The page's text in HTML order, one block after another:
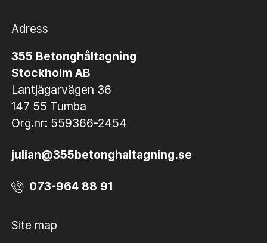
Adress
355 Betonghåltagning
Stockholm AB
Lantjägarvägen 36
147 55 Tumba
Org.nr: 559366-2454
julian@355betonghaltagning.se
073-964 88 91
Site map